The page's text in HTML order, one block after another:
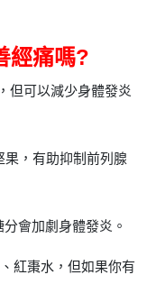
經痛嗎?
但可以減少身體發炎
果，有助抑制前列腺
會加劇身體發炎。
紅棗水，但如果你有